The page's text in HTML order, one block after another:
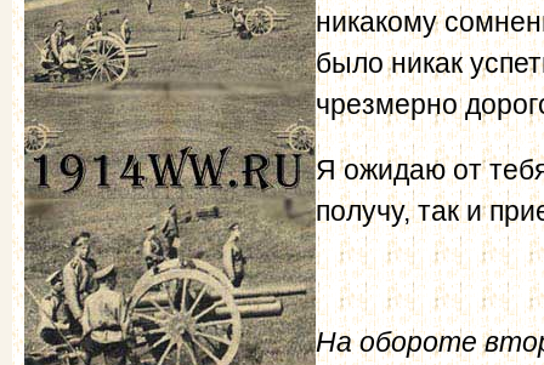
никакому
было никак
чрезмерно
Я ожидаю от
получу, так и
На обороте